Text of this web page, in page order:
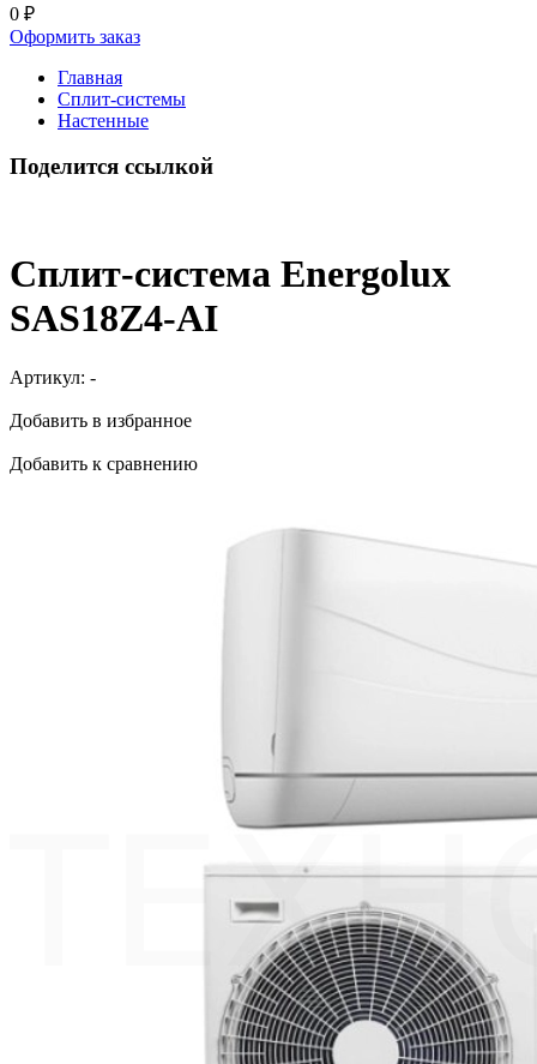
0 ₽
Оформить заказ
Главная
Сплит-системы
Настенные
Поделится ссылкой
Сплит-система Energolux
SAS18Z4-AI
Артикул: -
Добавить в избранное
Добавить к сравнению